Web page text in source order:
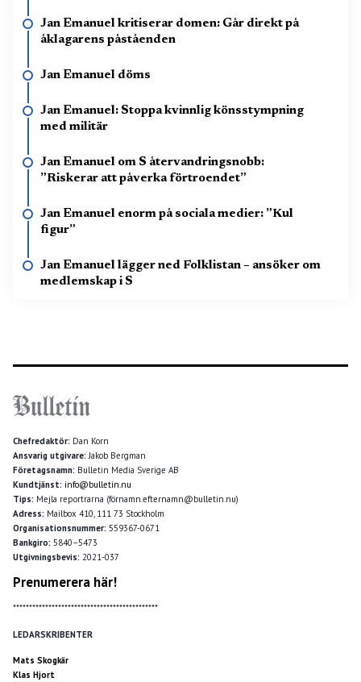
Jan Emanuel kritiserar domen: Går direkt på
åklagarens påståenden
Jan Emanuel döms
Jan Emanuel: Stoppa kvinnlig könsstympning
med militär
Jan Emanuel om S återvandringsnobb:
”Riskerar att påverka förtroendet”
Jan Emanuel enorm på sociala medier: ”Kul
figur”
Jan Emanuel lägger ned Folklistan – ansöker om
medlemskap i S
Chefredaktör: Dan Korn
Ansvarig utgivare: Jakob Bergman
Företagsnamn: Bulletin Media Sverige AB
Kundtjänst: info@bulletin.nu
Tips: Mejla reportrarna (förnamn.efternamn@bulletin.nu)
Adress: Mailbox 410, 111 73 Stockholm
Organisationsnummer: 559367-0671
Bankgiro: 5840–5473
Utgivningsbevis: 2021-037
Prenumerera här!
*********************************************
LEDARSKRIBENTER
Mats Skogkär
Klas Hjort